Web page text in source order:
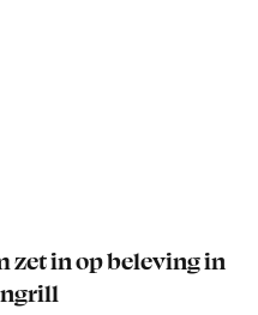
zet in op beleving in